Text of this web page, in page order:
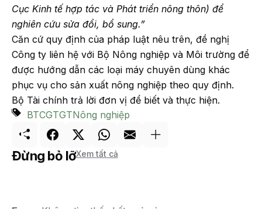
Cục Kinh tế hợp tác và Phát triển nông thôn) để
nghiên cứu sửa đổi, bổ sung.”
Căn cứ quy định của pháp luật nêu trên, đề nghị
Công ty liên hệ với Bộ Nông nghiệp và Môi trường để
được hướng dẫn các loại máy chuyên dùng khác
phục vụ cho sản xuất nông nghiệp theo quy định.
Bộ Tài chính trả lời đơn vị để biết và thực hiện.
BTCGTGTNông nghiệp
Đừng bỏ lỡXem tất cả